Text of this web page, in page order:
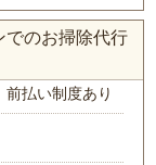
でのお掃除代行
前払い制度あり